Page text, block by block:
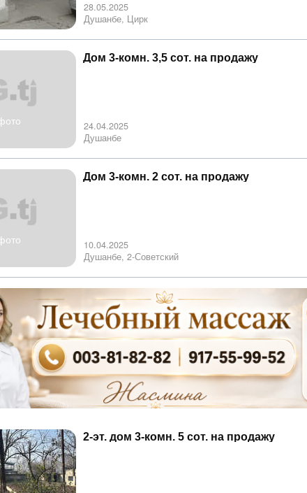
28.05.2025
Душанбе, Цирк
Дом 3-комн. 3,5 сот. на продажу
24.04.2025
Душанбе
Дом 3-комн. 2 сот. на продажу
10.04.2025
Душанбе, 2-Советский
2-эт. дом 3-комн. 5 сот. на продажу